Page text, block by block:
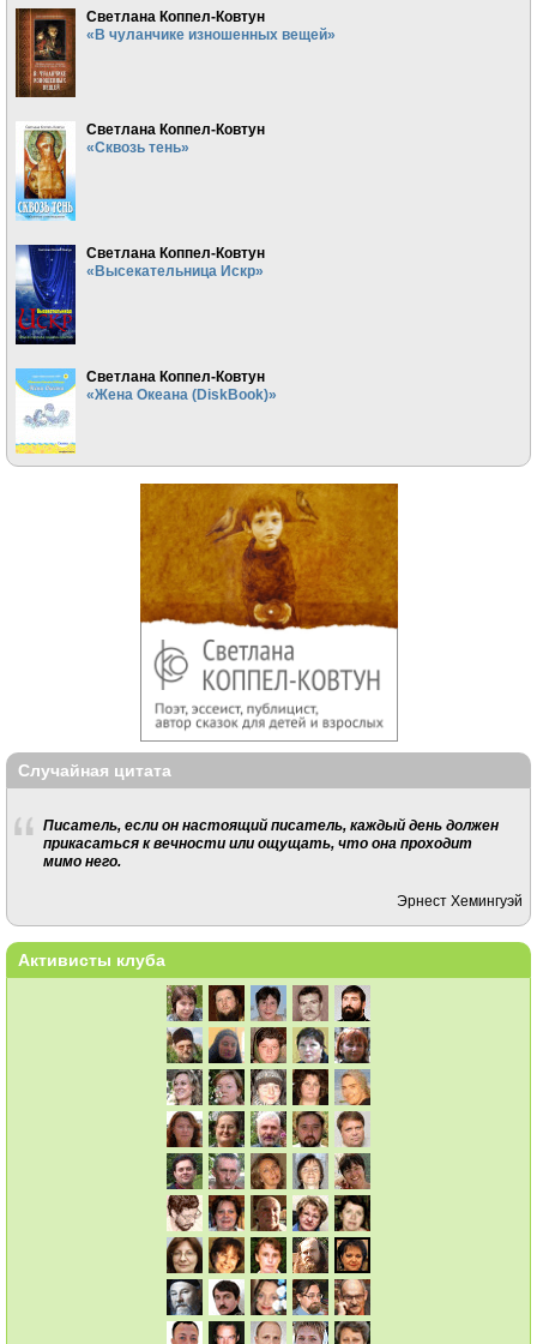
Светлана Коппел-Ковтун
«В чуланчике изношенных вещей»
Светлана Коппел-Ковтун
«Сквозь тень»
Светлана Коппел-Ковтун
«Высекательница Искр»
Светлана Коппел-Ковтун
«Жена Океана (DiskBook)»
Случайная цитата
Писатель, если он настоящий писатель, каждый день должен
прикасаться к вечности или ощущать, что она проходит
мимо него.
Эрнест Хемингуэй
Активисты клуба